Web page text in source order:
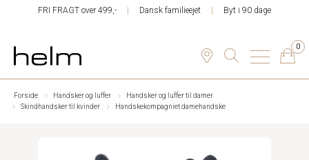
FRI FRAGT over 499,- Dansk familieejet Byt i 90 dage
0
Forside Handsker og luffer
Handsker og luffer til damer
Skindhandsker til kvinder
Handskekompagniet damehandske